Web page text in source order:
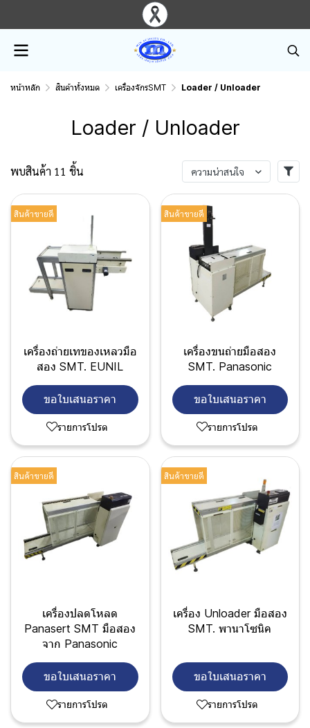
หน้าหลัก สินค้าทั้งหมด เครื่องจักรSMT Loader / Unloader
Loader / Unloader
พบสินค้า 11 ชิ้น ความน่าสนใจ
สินค้าขายดี
เครื่องถ่ายเทของเหลวมือ
สอง SMT. EUNIL
ขอใบเสนอราคา
รายการโปรด
สินค้าขายดี
เครื่องขนถ่ายมือสอง
SMT. Panasonic
ขอใบเสนอราคา
รายการโปรด
สินค้าขายดี
เครื่องปลดโหลด
Panasert SMT มือสอง
จาก Panasonic
ขอใบเสนอราคา
รายการโปรด
สินค้าขายดี
เครื่อง Unloader มือสอง
SMT. พานาโซนิค
ขอใบเสนอราคา
รายการโปรด